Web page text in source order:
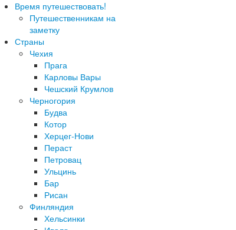
Время путешествовать!
Путешественникам на
заметку
Страны
Чехия
Прага
Карловы Вары
Чешский Крумлов
Черногория
Будва
Котор
Херцег-Нови
Пераст
Петровац
Ульцинь
Бар
Рисан
Финляндия
Хельсинки